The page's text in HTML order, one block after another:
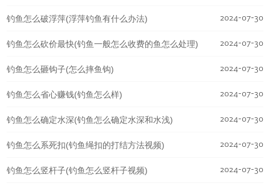
2024-07-30
钓鱼怎么破浮萍(浮萍钓鱼有什么办法)
2024-07-30
钓鱼怎么砍价最快(钓鱼一般怎么收费的鱼怎么处理)
2024-07-30
钓鱼怎么砸钩子(怎么摔鱼钩)
2024-07-30
钓鱼怎么省心赚钱(钓鱼怎么样)
2024-07-30
钓鱼怎么确定水深(钓鱼怎么确定水深和水浅)
2024-07-30
钓鱼怎么系死扣(钓鱼绳扣的打结方法视频)
2024-07-30
钓鱼怎么竖杆子(钓鱼怎么竖杆子视频)